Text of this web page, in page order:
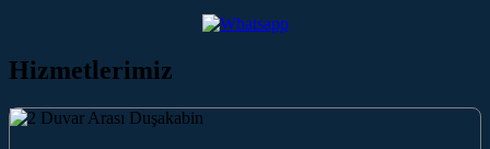
Hizmetlerimiz